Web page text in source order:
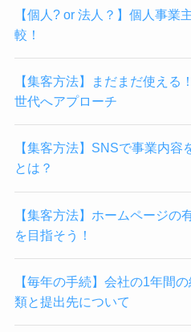
【個人? or 法人？】個人事業
較！
【集客方法】まだまだ使える
世代へアプローチ
【集客方法】SNSで事業内
とは？
【集客方法】ホームページの
を目指そう！
【毎年の手続】会社の1年間
類と提出先について